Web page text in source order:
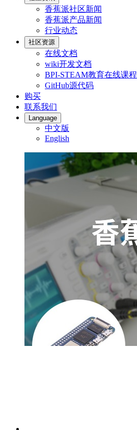
香蕉派社区新闻
香蕉派产品新闻
行业动态
社区资源
在线文档
wiki开发文档
BPI-STEAM教育在线课程
GitHub源代码
购买
联系我们
Language
中文版
English